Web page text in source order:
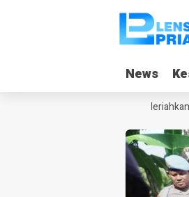
News
News
Ribuan Warga Meriahkan